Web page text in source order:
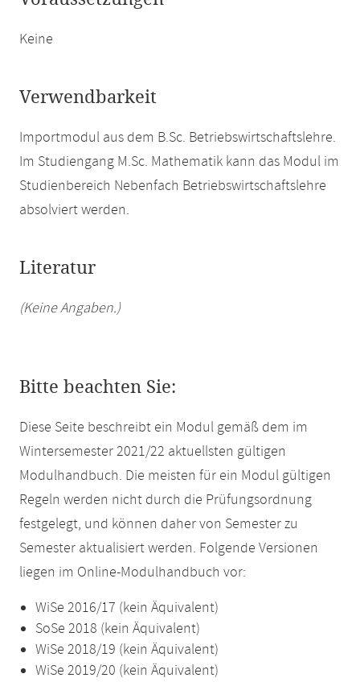
Keine
Verwendbarkeit
Importmodul aus dem B.Sc. Betriebswirtschaftslehre.
Im Studiengang M.Sc. Mathematik kann das Modul im
Studienbereich Nebenfach Betriebswirtschaftslehre
absolviert werden.
Literatur
(Keine Angaben.)
Bitte beachten Sie:
Diese Seite beschreibt ein Modul gemäß dem im
Wintersemester 2021/22 aktuellsten gültigen
Modulhandbuch. Die meisten für ein Modul gültigen
Regeln werden nicht durch die Prüfungsordnung
festgelegt, und können daher von Semester zu
Semester aktualisiert werden. Folgende Versionen
liegen im Online-Modulhandbuch vor:
WiSe 2016/17 (kein Äquivalent)
SoSe 2018 (kein Äquivalent)
WiSe 2018/19 (kein Äquivalent)
WiSe 2019/20 (kein Äquivalent)